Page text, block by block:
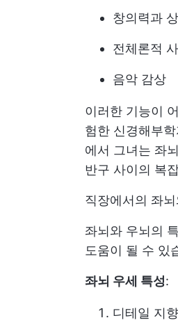
창의력과
전체론적
음악 감상
이러한 기능이
험한 신경해부
에서 그녀는 좌
반구 사이의 복
직장에서의 좌
좌뇌와 우뇌의
도움이 될 수 있
좌뇌 우세 특성:
디테일 지